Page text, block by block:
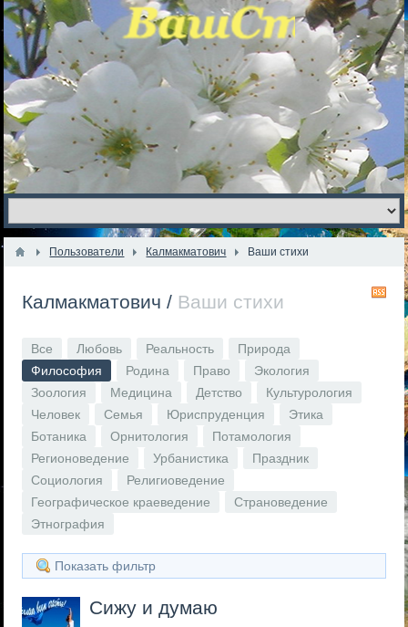
Пользователи Калмакматович Ваши стихи
Калмакматович / Ваши стихи
Все Любовь Реальность
Природа
Философия
Родина Право
Экология
Зоология
Медицина Детство
Культурология
Человек
Семья Юриспруденция
Этика
Ботаника
Орнитология
Потамология
Регионоведение
Урбанистика
Праздник
Социология
Религиоведение
Географическое краеведение
Страноведение
Этнография
Показать фильтр
Сижу и думаю